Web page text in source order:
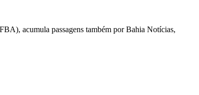
acumula passagens também por Bahia Notícias,